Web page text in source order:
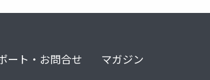
ート・お問合せ マガジン